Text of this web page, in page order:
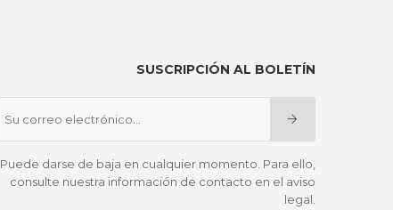
SUSCRIPCIÓN AL BOLETÍN
Puede darse de baja en cualquier momento. Para ello,
consulte nuestra información de contacto en el aviso
legal.